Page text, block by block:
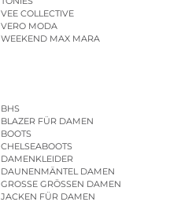
VEE COLLECTIVE
VERO MODA
WEEKEND MAX MARA
BHS
BLAZER FÜR DAMEN
BOOTS
CHELSEABOOTS
DAMENKLEIDER
DAUNENMÄNTEL DAMEN
GROSSE GRÖSSEN DAMEN
JACKEN FÜR DAMEN